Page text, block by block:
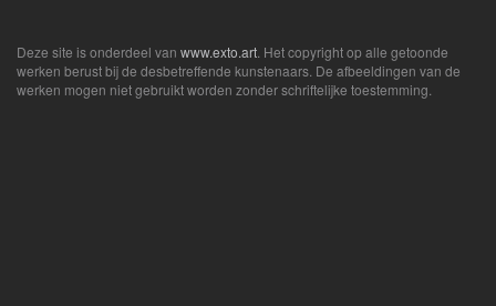
Deze site is onderdeel van www.exto.art . Het copyright op alle getoonde
werken berust bij de desbetreffende kunstenaars. De afbeeldingen van de
werken mogen niet gebruikt worden zonder schriftelijke toestemming.